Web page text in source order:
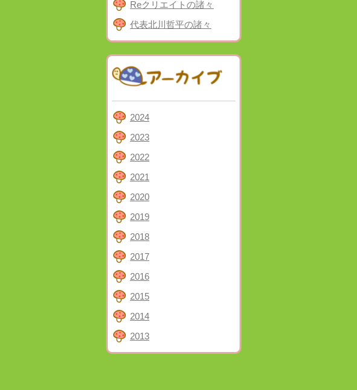
Reクリエイトの諸々
代表北川哲平の諸々
2024
2023
2022
2021
2020
2019
2018
2017
2016
2015
2014
2013